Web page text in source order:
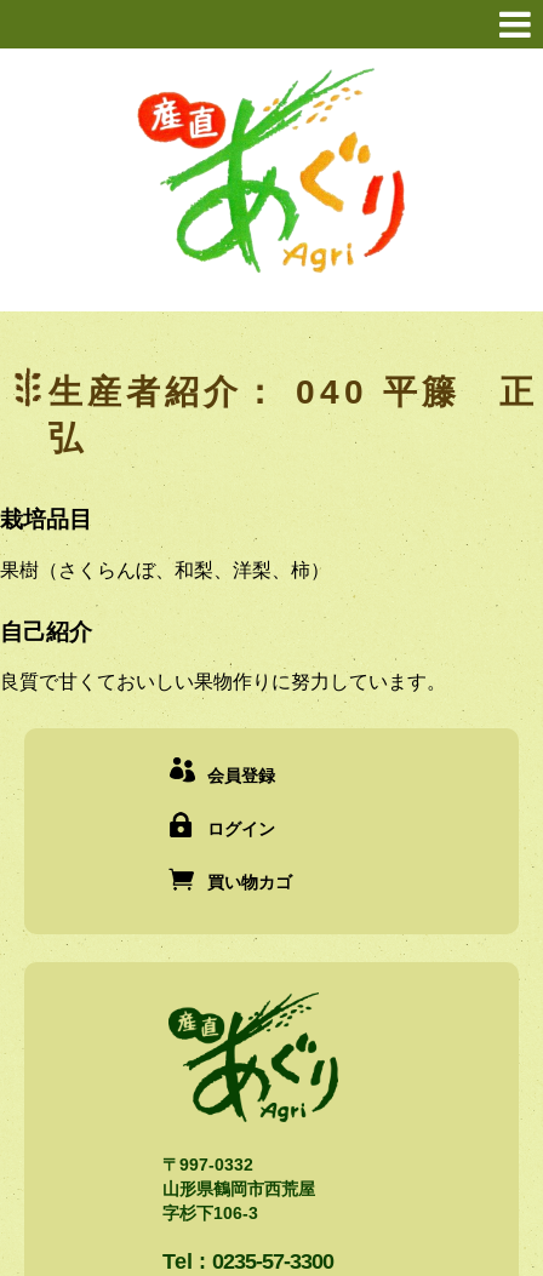
生産者紹介： 040 平籐 正
弘
栽培品目
果樹（さくらんぼ、和梨、洋梨、柿）
自己紹介
良質で甘くておいしい果物作りに努力しています。
会員登録
ログイン
買い物カゴ
〒997-0332
山形県鶴岡市西荒屋
字杉下106-3
Tel : 0235-57-3300